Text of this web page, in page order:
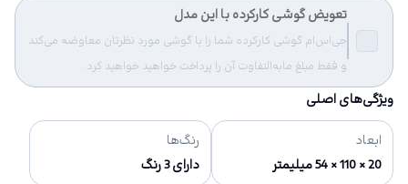
تعویض گوشی کارکرده با این مدل
جی‌اس‌ام گوشی کارکرده شما را با گوشی مورد نظرتان معاوضه می‌کند
و فقط مبلغ مابه‌التفاوت آن را پرداخت خواهید خواهید کرد.
ویژگی‌های اصلی
ابعاد
20 × 110 × 54 میلیمتر
رنگ‌ها
دارای 3 رنگ